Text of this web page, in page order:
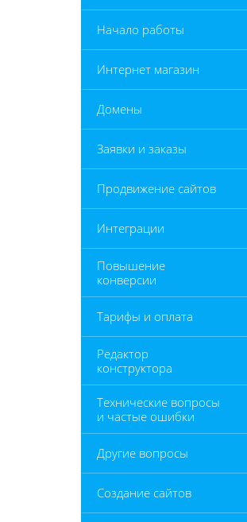
Начало работы
Интернет магазин
Домены
Заявки и заказы
Продвижение сайтов
Интеграции
Повышение
конверсии
Тарифы и оплата
Редактор
конструктора
Технические вопросы
и частые ошибки
Другие вопросы
Создание сайтов